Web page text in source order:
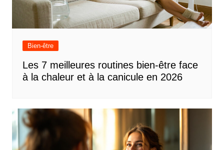
Bien-être
Les 7 meilleures routines bien-être face
à la chaleur et à la canicule en 2026